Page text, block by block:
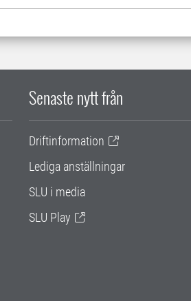
Senaste nytt från
Driftinformation
Lediga anställningar
SLU i media
SLU Play